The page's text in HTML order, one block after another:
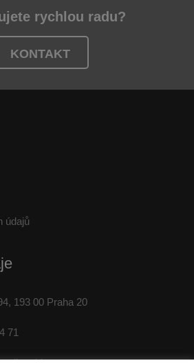
rychlou radu?
KONTAKT
údajů
193 00 Praha 20
71